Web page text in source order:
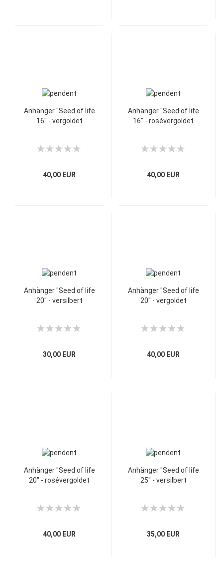
Anhänger "Seed of life
16" - vergoldet
40,00 EUR
Anhänger "Seed of life
16" - rosévergoldet
40,00 EUR
Anhänger "Seed of life
20" - versilbert
30,00 EUR
Anhänger "Seed of life
20" - vergoldet
40,00 EUR
Anhänger "Seed of life
20" - rosévergoldet
40,00 EUR
Anhänger "Seed of life
25" - versilbert
35,00 EUR